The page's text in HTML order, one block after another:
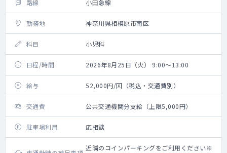
路線 小田急線
勤務地 神奈川県相模原市南区
科目 小児科
日程/時間 2026年8月25日（火） 9:00～13:00
給与 52,000円/回（税込・交通費別）
交通費 公共交通機関分支給（上限5,000円）
駐車場利用 応相談
近隣のコインパーキングをご利用ください※